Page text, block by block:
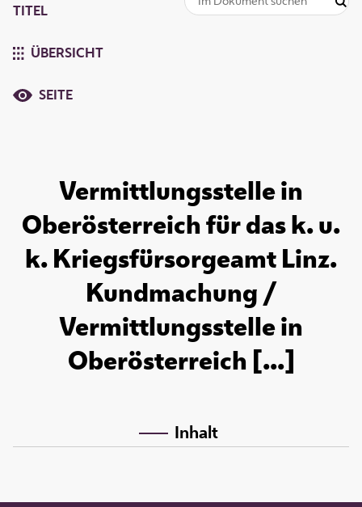
TITEL
ÜBERSICHT
SEITE
Vermittlungsstelle in
Oberösterreich für das k. u.
k. Kriegsfürsorgeamt Linz.
Kundmachung /
Vermittlungsstelle in
Oberösterreich [...]
Inhalt